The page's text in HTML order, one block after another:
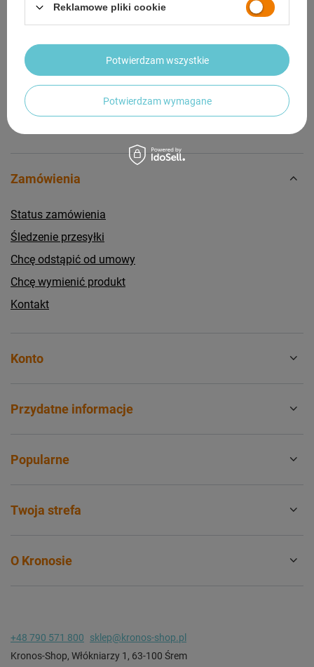
Potrzebujesz pomocy? Masz pytania?
Zadaj pytanie a my odpowiemy niezwłocznie,
najciekawsze pytania i odpowiedzi publikując
dla innych.
Zamówienia
Status zamówienia
Śledzenie przesyłki
Chcę odstąpić od umowy
Chcę wymienić produkt
Kontakt
Konto
Przydatne informacje
Popularne
Twoja strefa
O Kronosie
+48 790 571 800
sklep@kronos-shop.pl
Kronos-Shop, Włókniarzy 1 , 63-100 Śrem
Reklamowe pliki cookie
Potwierdzam wymagane
Potwierdzam wszystkie